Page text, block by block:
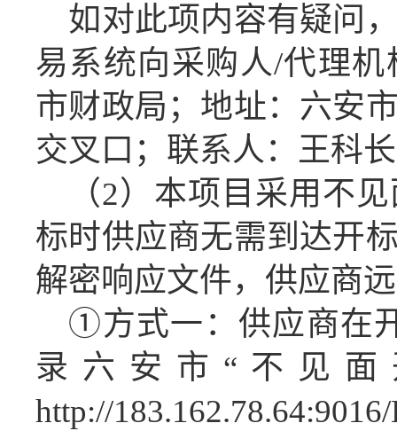
如对此项内容有疑问
易系统向采购人/代理机
市财政局；地址：六安
交叉口；联系人： 王科长
（2） 本项目采用不
标时供应商无需到达开
解密响应文件， 供应商
①方式一： 供应商在
录六安市“不见
http://